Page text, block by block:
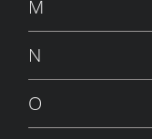
İSTEMEM
30 OCAK 2011
İSYANIM VAR
24 OCAK 2011
M
N
O